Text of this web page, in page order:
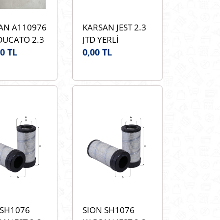
A110976
2.3
TL
KARSAN JEST 2.3
JTD YERLİ
1015053AB Hava
0,00 TL
SION SH1076